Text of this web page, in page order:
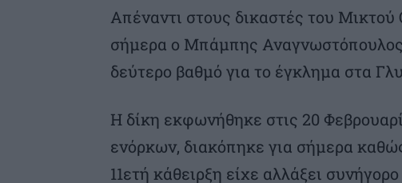
Απέναντι στους δικαστές του
σήμερα ο Μπάμπης Αναγνωστόπουλος
δεύτερο βαθμό για το έγκλημα στα
Η δίκη εκφωνήθηκε στις 20
ενόρκων, διακόπηκε για σήμερα
11ετή κάθειρξη είχε αλλάξει